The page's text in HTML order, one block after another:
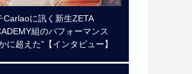
Carlaoに訊く新生ZETA
組のパフォーマンス
に超えた”【インタビュー】